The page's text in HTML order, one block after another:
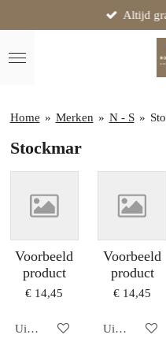
direct
naar
de
Altijd
Home » Merken » N - S »
Stockmar
Voorbeeld
product
€ 14,45
Uitgeschakeld
Voorbeeld
product
€ 14,45